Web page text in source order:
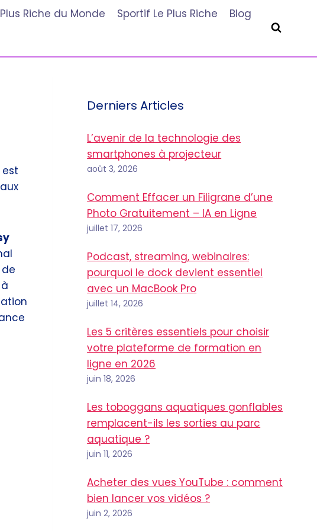
Riche du Monde Sportif Le Plus Riche
Blog
est
Derniers Articles
L’avenir de la technologie des
smartphones à projecteur
août 3, 2026
Comment Effacer un Filigrane d’une
Photo Gratuitement – IA en Ligne
juillet 17, 2026
Podcast, streaming, webinaires:
pourquoi le dock devient essentiel
avec un MacBook Pro
juillet 14, 2026
Les 5 critères essentiels pour choisir
votre plateforme de formation en
ligne en 2026
juin 18, 2026
Les toboggans aquatiques gonflables
remplacent-ils les sorties au parc
aquatique ?
juin 11, 2026
Acheter des vues YouTube : comment
bien lancer vos vidéos ?
juin 2, 2026